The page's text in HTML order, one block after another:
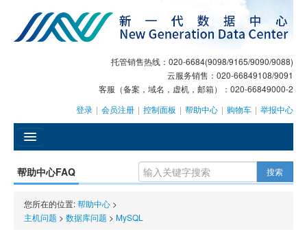
托管销售热线：020-6684(9098/9165/9090/9088)
云服务销售：020-66849108/9091
客服（备案，域名，虚机，邮箱）：020-66849000-2
登录 | 会员注册 | 控制面板 | 帮助中心 | 购物车 | 举报中心
GEO
AI客服
帮助中心FAQ 搜索
您所在的位置:帮助中心 >
主机问题 > 数据库问题 > MySQL